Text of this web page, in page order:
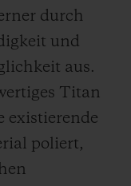
durch
und
aus.
Titan
existierende
poliert,